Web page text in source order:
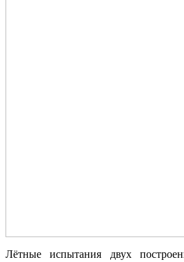
Лётные испытания двух